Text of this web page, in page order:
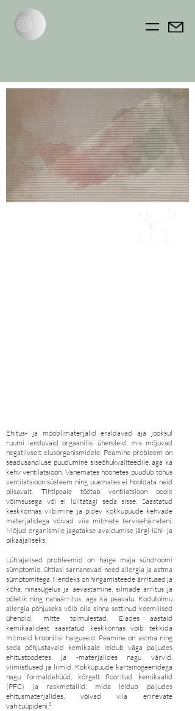
Ehitus- ja mööblimaterjalid eraldavad aja jooksul
ruumi lenduvaid orgaanilisi ühendeid, mis mõjuvad
negatiivselt elusorganismidele. Peamine probleem on
seadusandluse puudumine siseõhukvaliteedile, aga ka
kehv ventilatsioon. Vanemates hoonetes puudub tõhus
ventilatsioonisüsteem ning uuemates ei hooldata neid
piisavalt. Tihtipeale töötab ventilatsioon poole
võimsusega või ei lülitatagi seda sisse. Saastatud
keskkonnas viibimine ja pidev kokkupuude kehvade
materjalidega võivad viia mitmete tervisehäireteni.
Mõjud organismile jagatakse avaldumise järgi lühi- ja
pikaajaliseks.
Lühiajalised probleemid on haige maja sündroomi
sümptomid, ühtlasi sarnanevad need allergia ja astma
sümptomitega. Nendeks on hingamisteede ärritused ja
köha, ninasügelus ja aevastamine, silmade ärritus ja
põletik ning nahaärritus, aga ka peavalu. Kodutolmu
allergia põhjuseks võib olla sinna settinud keemilised
ühendid, mitte tolmulestad. Elades aastaid
kemikaalidest saastatud keskkonnas võib tekkida
mitmeid kroonilisi haiguseid. Peamine on astma ning
seda põhjustavaid kemikaale leidub väga paljudes
ehitustoodetes ja -materjalides nagu värvid,
viimistlused ja liimid. Kokkupuude kartsinogeenidega
nagu formaldehüüd, kõrgelt flooritud kemikaalid
(PFC) ja raskmetallid, mida leidub paljudes
ehitusmaterjalides, võivad viia erinevate
vähitüüpideni.²